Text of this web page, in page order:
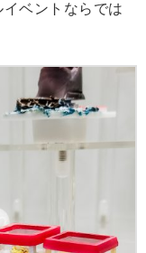
ベントならでは